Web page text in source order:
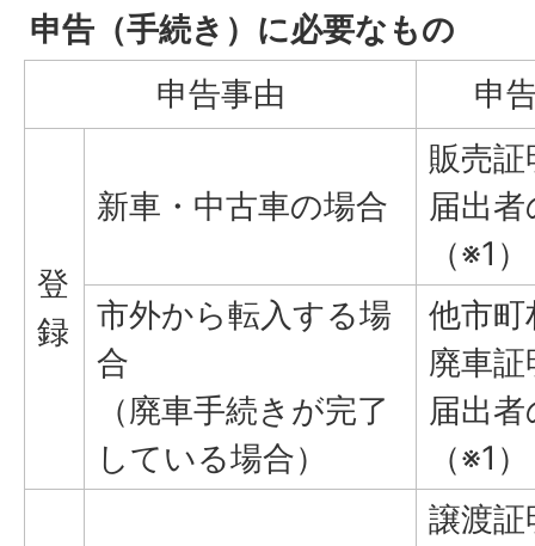
申告（手続き）に必要なもの
申告事由
申
登
録
新車・中古車の場合
販売証
届出
（※1）
市外から転入する場
合
（廃車手続きが完了
している場合）
他市
廃車証
届出
（※1）
譲渡証